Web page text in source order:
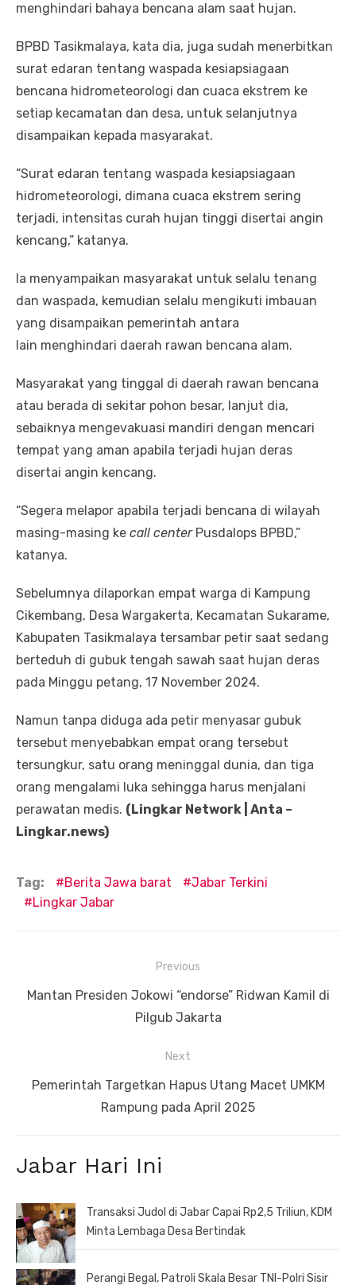
menghindari bahaya bencana alam saat hujan.
BPBD Tasikmalaya, kata dia, juga sudah menerbitkan
surat edaran tentang waspada kesiapsiagaan
bencana hidrometeorologi dan cuaca ekstrem ke
setiap kecamatan dan desa, untuk selanjutnya
disampaikan kepada masyarakat.
“Surat edaran tentang waspada kesiapsiagaan
hidrometeorologi, dimana cuaca ekstrem sering
terjadi, intensitas curah hujan tinggi disertai angin
kencang,” katanya.
Ia menyampaikan masyarakat untuk selalu tenang
dan waspada, kemudian selalu mengikuti imbauan
yang disampaikan pemerintah antara
lain menghindari daerah rawan bencana alam.
Masyarakat yang tinggal di daerah rawan bencana
atau berada di sekitar pohon besar, lanjut dia,
sebaiknya mengevakuasi mandiri dengan mencari
tempat yang aman apabila terjadi hujan deras
disertai angin kencang.
“Segera melapor apabila terjadi bencana di wilayah
masing-masing ke call centerPusdalops BPBD,”
katanya.
Sebelumnya dilaporkan empat warga di Kampung
Cikembang, Desa Wargakerta, Kecamatan Sukarame,
Kabupaten Tasikmalaya tersambar petir saat sedang
berteduh di gubuk tengah sawah saat hujan deras
pada Minggu petang, 17 November 2024.
Namun tanpa diduga ada petir menyasar gubuk
tersebut menyebabkan empat orang tersebut
tersungkur, satu orang meninggal dunia, dan tiga
orang mengalami luka sehingga harus menjalani
perawatan medis. (Lingkar Network | Anta –
Lingkar.news)
Tag: Berita Jawa barat
Jabar Terkini
Lingkar Jabar
pos
Previous
Previous
Mantan Presiden Jokowi “endorse” Ridwan Kamil di
Pilgub Jakarta
Next
Next
Pemerintah Targetkan Hapus Utang Macet UMKM
Rampung pada April 2025
Jabar Hari Ini
Transaksi Judol di Jabar Capai Rp2,5 Triliun, KDM
Minta Lembaga Desa Bertindak
Perangi Begal, Patroli Skala Besar TNI-Polri Sisir